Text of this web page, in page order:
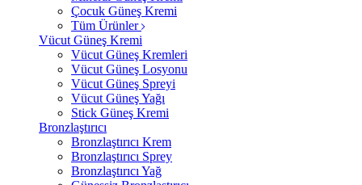
Çocuk Güneş Kremi
Tüm Ürünler
Vücut Güneş Kremi
Vücut Güneş Kremleri
Vücut Güneş Losyonu
Vücut Güneş Spreyi
Vücut Güneş Yağı
Stick Güneş Kremi
Bronzlaştırıcı
Bronzlaştırıcı Krem
Bronzlaştırıcı Sprey
Bronzlaştırıcı Yağ